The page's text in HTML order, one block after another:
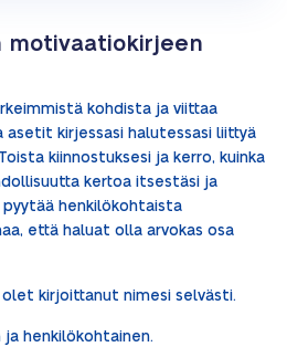
motivaatiokirjeen
kohdista ja viittaa
asetit kirjessasi halutessasi liittyä
kiinnostuksesi ja kerro, kuinka
kertoa itsestäsi ja
henkilökohtaista
että haluat olla arvokas osa
kirjoittanut nimesi selvästi.
henkilökohtainen.